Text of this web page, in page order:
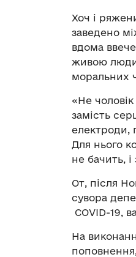
Хоч і
заведено
вдома
живою
моральних
«Не
замість
електроди,
Для нього
не бачить,
От, після
сувора
COVID-19,
На